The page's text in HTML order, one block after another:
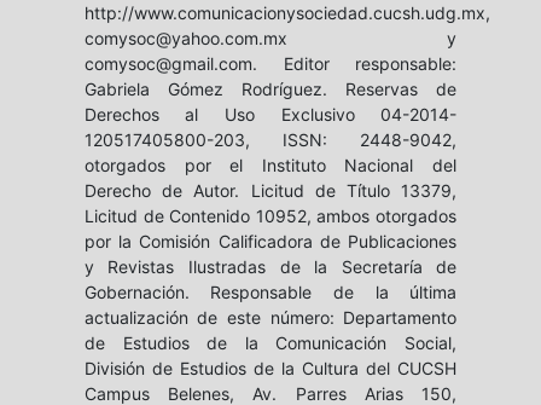
http://www.comunicacionysociedad.cucsh.udg.mx,
comysoc@yahoo.com.mx y
comysoc@gmail.com. Editor responsable:
Gabriela Gómez Rodríguez. Reservas de
Derechos al Uso Exclusivo 04-2014-
120517405800-203, ISSN: 2448-9042,
otorgados por el Instituto Nacional del
Derecho de Autor. Licitud de Título 13379,
Licitud de Contenido 10952, ambos otorgados
por la Comisión Calificadora de Publicaciones
y Revistas Ilustradas de la Secretaría de
Gobernación. Responsable de la última
actualización de este número: Departamento
de Estudios de la Comunicación Social,
División de Estudios de la Cultura del CUCSH
Campus Belenes, Av. Parres Arias 150,